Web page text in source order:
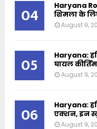
04
Haryana
शिमला के
August 9,
05
Haryana:
घायल
August 9,
06
Haryana:
एक्शन, इन
August 9,